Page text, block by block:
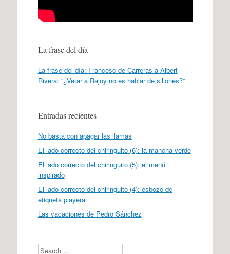
La frase del día
La frase del día: Francesc de Carreras a Albert
Rivera: “¿Vetar a Rajoy no es hablar de sillones?”
Entradas recientes
No basta con apagar las llamas
El lado correcto del chiringuito (6): la mancha verde
El lado correcto del chiringuito (5): el menú
inspirado
El lado correcto del chiringuito (4): esbozo de
etiqueta playera
Las vacaciones de Pedro Sánchez
Search